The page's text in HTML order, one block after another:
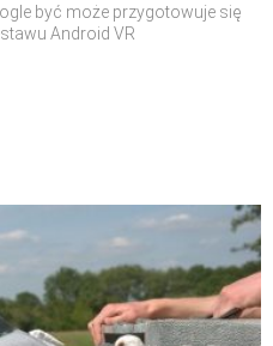
być może przygotowuje się
Android VR